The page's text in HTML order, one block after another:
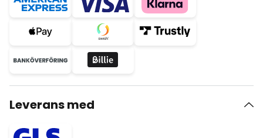
Leverans med